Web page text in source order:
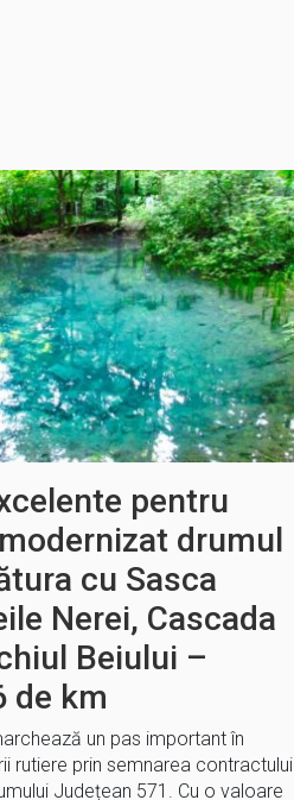
pentru
drumul
cu Sasca
Nerei, Cascada
Beiului –
de km
un pas important în
rutiere prin semnarea contractului
Județean 571. Cu o valoare